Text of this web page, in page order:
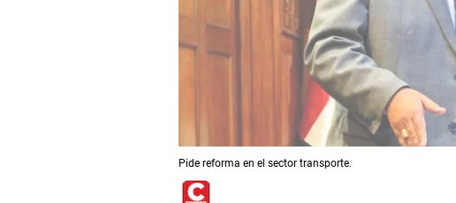
Pide reforma en el sector transporte.